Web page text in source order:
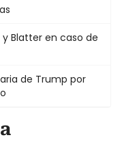
Blatter en caso de
de Trump por